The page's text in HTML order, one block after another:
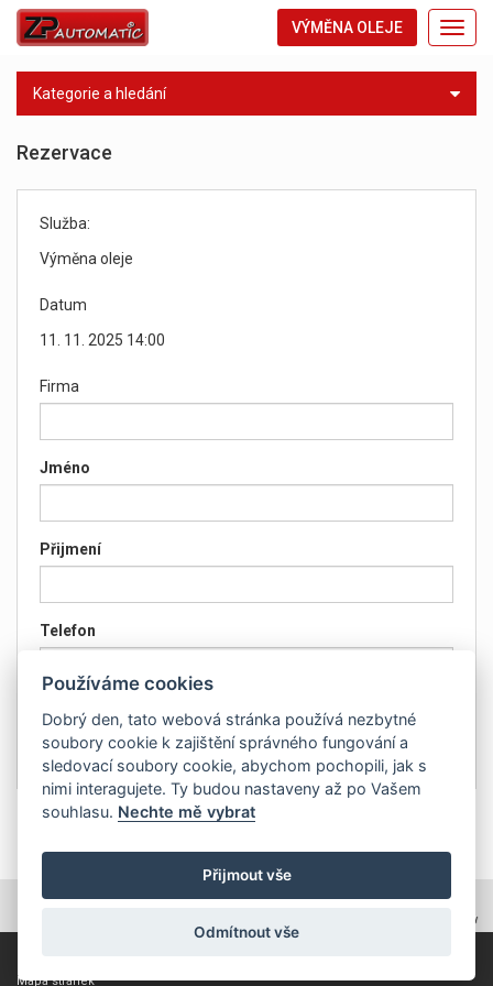
VÝMĚNA OLEJE
Kategorie a hledání
Rezervace
Služba:
Výměna oleje
Datum
11. 11. 2025 14:00
Firma
Jméno
Přijmení
Telefon
Email
Mapa stránek
TOPWEBY - webhosting, domény, tvorba www
Používáme cookies
Dobrý den, tato webová stránka používá nezbytné
soubory cookie k zajištění správného fungování a
sledovací soubory cookie, abychom pochopili, jak s
nimi interagujete. Ty budou nastaveny až po Vašem
souhlasu. Nechte mě vybrat
Přijmout vše
Odmítnout vše